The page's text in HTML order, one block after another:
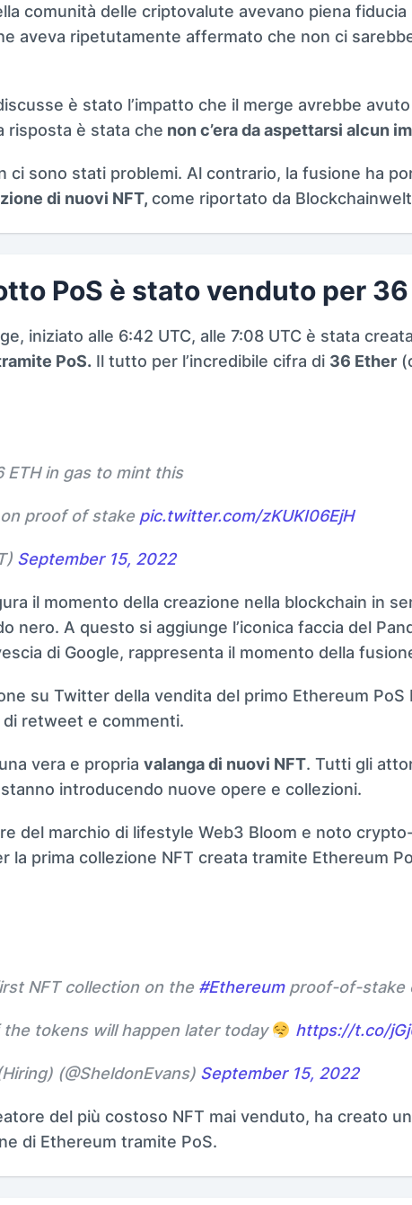
comunità delle criptovalute avevano piena fiducia
aveva ripetutamente affermato che non ci
è stato l’impatto che il merge avrebbe avuto
risposta è stata che non c’era da aspettarsi alcun
ci sono stati problemi. Al contrario, la fusione ha
di nuovi NFT, come riportato da
PoS è stato venduto per
iniziato alle 6:42 UTC, alle 7:08 UTC è stata
PoS. Il tutto per l’incredibile cifra di 36 Ether
ETH in gas to mint this
proof of stake pic.twitter.com/zKUKI06EjH
September 15, 2022
il momento della creazione nella blockchain in
nero. A questo si aggiunge l’iconica faccia del
di Google, rappresenta il momento della
su Twitter della vendita del primo Ethereum PoS
retweet e commenti.
vera e propria valanga di nuovi NFT. Tutti gli
introducendo nuove opere e collezioni.
del marchio di lifestyle Web3 Bloom e noto
la prima collezione NFT creata tramite Ethereum
NFT collection on the #Ethereumproof-of-stake
tokens will happen later today https://t.co/
(@SheldonEvans) September 15, 2022
del più costoso NFT mai venduto, ha creato
di Ethereum tramite PoS.